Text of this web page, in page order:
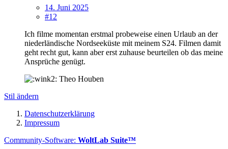
14. Juni 2025
#12
Ich filme momentan erstmal probeweise einen Urlaub an der
niederländische Nordseeküste mit meinem S24. Filmen damit
geht recht gut, kann aber erst zuhause beurteilen ob das meine
Ansprüche genügt.
Theo Houben
Stil ändern
Datenschutzerklärung
Impressum
Community-Software: WoltLab Suite™